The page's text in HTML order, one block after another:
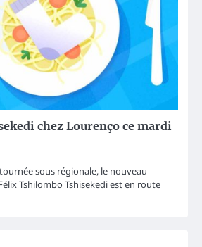
chez Lourenço ce mardi
sous régionale, le nouveau
Tshilombo Tshisekedi est en route